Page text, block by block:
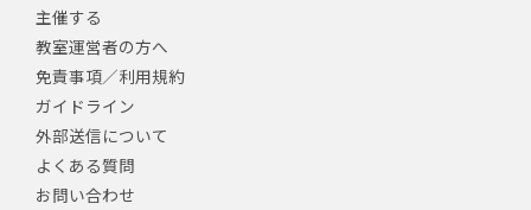
主催する
教室運営者の方へ
免責事項／利用規約
ガイドライン
外部送信について
よくある質問
お問い合わせ